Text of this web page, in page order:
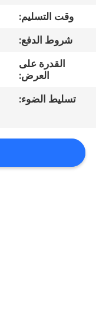
أخبار
اطلب
اقتباس
الموقع
PRIVACY
وقت التسليم:
شروط الدفع:
القدرة على
العرض:
تسليط الضوء: